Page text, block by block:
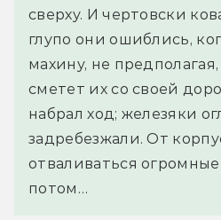
сверху. И чертовски
глупо они ошиблись,
махину, не
сметет их со своей
набрал ход; железяки
задребезжали. От
отваливаться
потом…